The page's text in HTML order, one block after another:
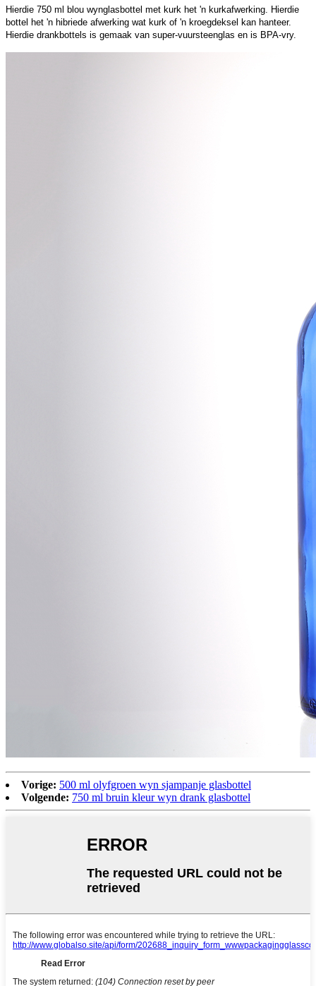
Hierdie 750 ml blou wynglasbottel met kurk het 'n kurkafwerking. Hierdie
bottel het 'n hibriede afwerking wat kurk of 'n kroegdeksel kan hanteer.
Hierdie drankbottels is gemaak van super-vuursteenglas en is BPA-vry.
Vorige: 500 ml olyfgroen wyn sjampanje glasbottel
Volgende: 750 ml bruin kleur wyn drank glasbottel